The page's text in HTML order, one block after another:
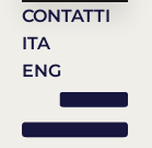
CONTATTI
ITA
ENG